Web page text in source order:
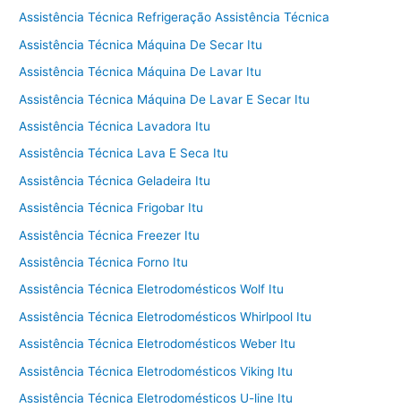
Assistência Técnica Refrigeração Assistência Técnica
Assistência Técnica Máquina De Secar Itu
Assistência Técnica Máquina De Lavar Itu
Assistência Técnica Máquina De Lavar E Secar Itu
Assistência Técnica Lavadora Itu
Assistência Técnica Lava E Seca Itu
Assistência Técnica Geladeira Itu
Assistência Técnica Frigobar Itu
Assistência Técnica Freezer Itu
Assistência Técnica Forno Itu
Assistência Técnica Eletrodomésticos Wolf Itu
Assistência Técnica Eletrodomésticos Whirlpool Itu
Assistência Técnica Eletrodomésticos Weber Itu
Assistência Técnica Eletrodomésticos Viking Itu
Assistência Técnica Eletrodomésticos U-line Itu